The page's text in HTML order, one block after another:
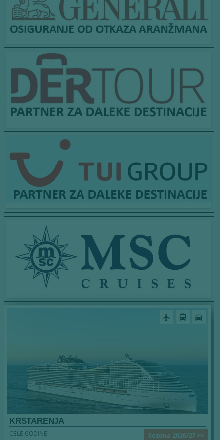
airplanemode_active directions_bus directions_car
KRSTARENJA
Sezona 2026/27 >>
CELE GODINE